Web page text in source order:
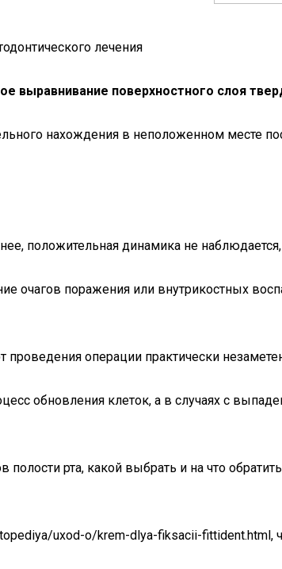
лечения
выравнивание поверхностного слоя
нахождения в неположенном месте
положительная динамика не
очагов поражения или внутрикостных
операции практически
обновления клеток, а в случаях с
рта, какой выбрать и на что
uxod-o/krem-dlya-fiksacii-